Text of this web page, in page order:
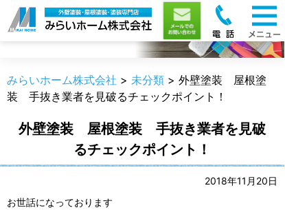
職人のうんちく
みらいホーム株式会社 > 未分類 > 外壁塗装 屋根塗
装 手抜き業者を見破るチェックポイント！
外壁塗装 屋根塗装 手抜き業者を見破
るチェックポイント！
2018年11月20日
お世話になっております